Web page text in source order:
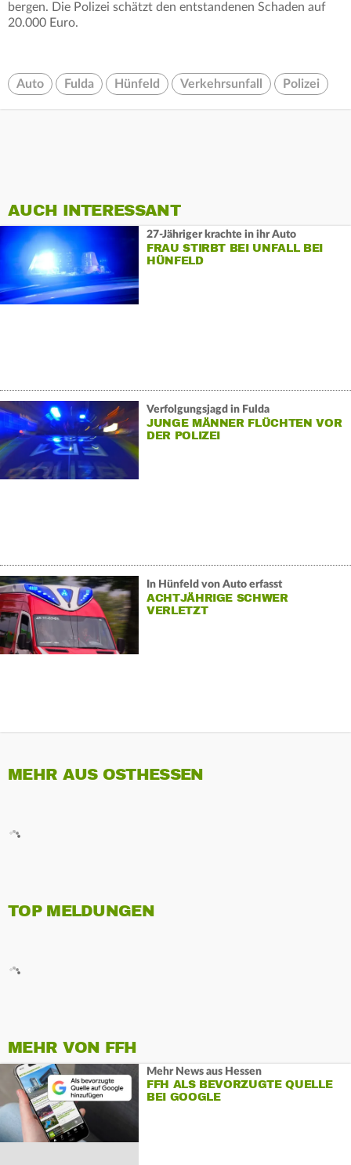
bergen. Die Polizei schätzt den entstandenen Schaden auf
20.000 Euro.
Auto Fulda Hünfeld Verkehrsunfall Polizei
AUCH INTERESSANT
27-Jähriger krachte in ihr Auto
FRAU STIRBT BEI UNFALL BEI
HÜNFELD
Verfolgungsjagd in Fulda
JUNGE MÄNNER FLÜCHTEN VOR
DER POLIZEI
In Hünfeld von Auto erfasst
ACHTJÄHRIGE SCHWER
VERLETZT
MEHR AUS OSTHESSEN
TOP MELDUNGEN
MEHR VON FFH
Mehr News aus Hessen
FFH ALS BEVORZUGTE QUELLE
BEI GOOGLE